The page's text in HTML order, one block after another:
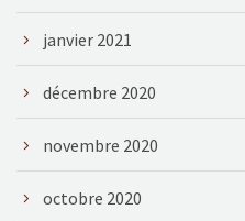
janvier 2021
décembre 2020
novembre 2020
octobre 2020